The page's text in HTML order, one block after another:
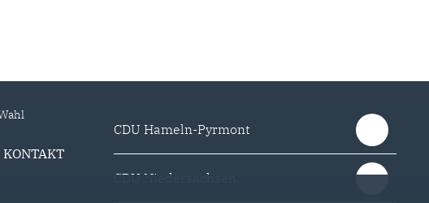
KONTAKT
CDU Hameln-Pyrmont
CDU Niedersachsen